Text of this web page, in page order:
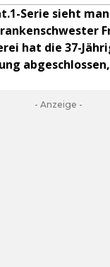
Serie sieht
hat die 37-
- Anzeige -